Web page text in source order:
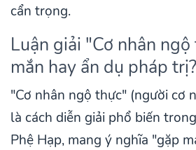
cẩn trọng.
Luận giải "Cơ nhân
mắn hay ẩn dụ pháp trị?
"Cơ nhân ngộ thực" (người cơ
là cách diễn giải phổ biến
Phệ Hạp, mang ý nghĩa "gặp